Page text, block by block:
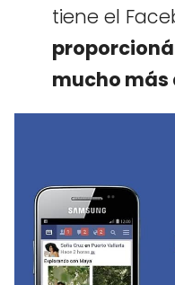
tiene el
mucho